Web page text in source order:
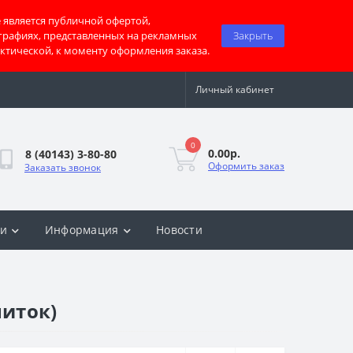
публичной офертой,
представленных на рекламных
к моменту оформления заказа.
Закрыть
Личный кабинет
8 (40143) 3-80-80
Заказать звонок
0
0.00р.
Оформить заказ
Информация Новости